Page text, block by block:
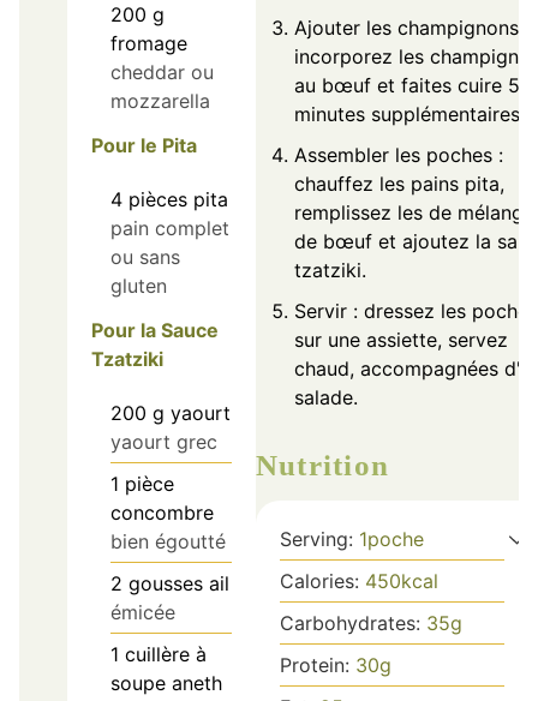
200 g
fromage
cheddar ou
mozzarella
Pour le Pita
4 pièces pita
pain complet
ou sans
gluten
Pour la Sauce
Tzatziki
200 g yaourt
yaourt grec
1 pièce
concombre
bien égoutté
2 gousses ail
émicée
1 cuillère à
soupe aneth
Ajouter les champignons :
incorporez les
au bœuf et faites cuire 5-
minutes supplémentaires.
Assembler les poches :
chauffez les pains pita,
remplissez les de mélange
de bœuf et ajoutez la
tzatziki.
Servir : dressez les poches
sur une assiette, servez
chaud, accompagnées
salade.
Nutrition
Serving: 1poche
Calories: 450kcal
Carbohydrates: 35g
Protein: 30g